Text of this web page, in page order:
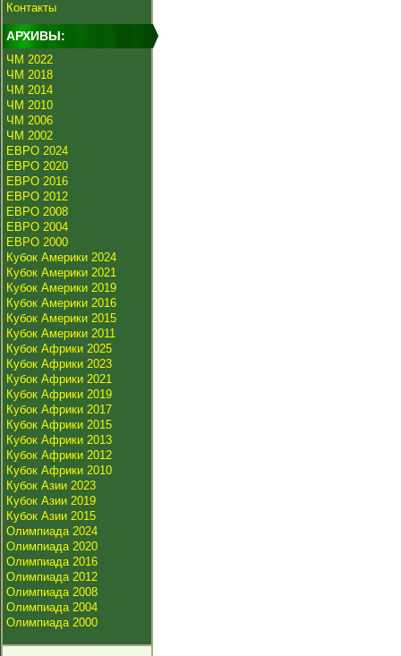
Контакты
АРХИВЫ:
ЧМ 2022
ЧМ 2018
ЧМ 2014
ЧМ 2010
ЧМ 2006
ЧМ 2002
ЕВРО 2024
ЕВРО 2020
ЕВРО 2016
ЕВРО 2012
ЕВРО 2008
ЕВРО 2004
ЕВРО 2000
Кубок Америки 2024
Кубок Америки 2021
Кубок Америки 2019
Кубок Америки 2016
Кубок Америки 2015
Кубок Америки 2011
Кубок Африки 2025
Кубок Африки 2023
Кубок Африки 2021
Кубок Африки 2019
Кубок Африки 2017
Кубок Африки 2015
Кубок Африки 2013
Кубок Африки 2012
Кубок Африки 2010
Кубок Азии 2023
Кубок Азии 2019
Кубок Азии 2015
Олимпиада 2024
Олимпиада 2020
Олимпиада 2016
Олимпиада 2012
Олимпиада 2008
Олимпиада 2004
Олимпиада 2000